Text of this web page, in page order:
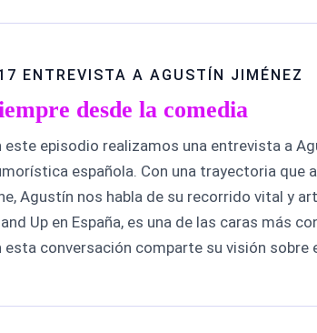
ENTREVISTA A AGUSTÍN JIMÉNEZ
desde la comedia
este episodio realizamos una entrevista a
española. Con una trayectoria que
Agustín nos habla de su recorrido vital y
Up en España, es una de las caras más
esta conversación comparte su visión